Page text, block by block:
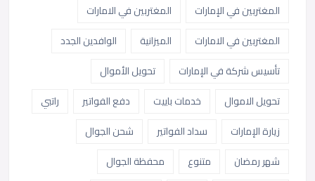
المغتربين في الإمارات
المغتربين في الامارات
المغتربين في الامارات
الميزانية
الوافدين الجدد
تأسيس شركة في الإمارات
تحويل الأموال
تحويل الاموال
خدمات باييت دفع الفواتير
راتبي
زيارة الإمارات
سداد الفواتير
شحن الجوال
شهر رمضان
متنوع
محفظة الجوال